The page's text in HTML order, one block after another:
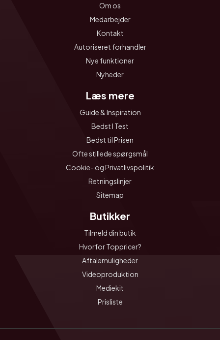
Om os
Medarbejder
Kontakt
Autoriseret forhandler
Nye funktioner
Nyheder
Læs mere
Guide & Inspiration
Bedst I Test
Bedst til Prisen
Ofte stillede spørgsmål
Cookie- og Privatlivspolitik
Retningslinjer
Sitemap
Butikker
Tilmeld din butik
Hvorfor Toppricer?
Aftalemuligheder
Videoproduktion
Mediekit
Prisliste